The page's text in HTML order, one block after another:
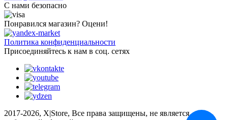
C нами безопасно
Понравился магазин? Оцени!
Политика конфиденциальности
Присоединяйтесь к нам в соц. сетях
2017-2026, X|Store, Все права защищены, не является